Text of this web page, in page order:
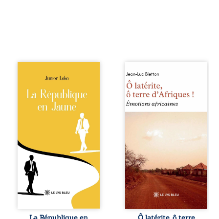
Fédérale du
Congo, la
naissance de
jumeaux de races
différentes
bouleverse l’ordre
établi : Senior est
Noir et Junior est
Blanc, bien que
nés d’un couple de
Noirs. Très vite,
l’événement attire
les médias
internationaux et
transforme le
bébé blanc en une
Ô latérite, ô terre
d’Afriques ! est un
poétique et
authentique aux
paysages, aux
émotions brutes
d’un continent en
entre traditions et
modernité. Des
souvenirs intimes
– la pluie à
Namoungou, le
baobab de
Zagtouli – aux
portraits